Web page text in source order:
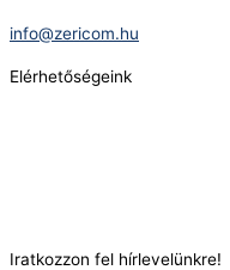
info@zericom.hu
Elérhetőségeink
Iratkozzon fel hírlevelünkre!